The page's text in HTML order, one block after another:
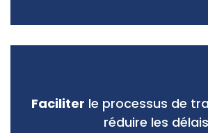
Faciliter le processus de
réduire les délais